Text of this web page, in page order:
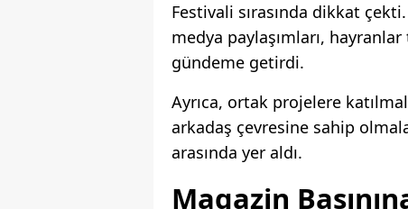
Festivali sırasında dikkat
medya paylaşımları, hayranlar
gündeme getirdi.
Ayrıca, ortak projelere
arkadaş çevresine sahip
arasında yer aldı.
Magazin